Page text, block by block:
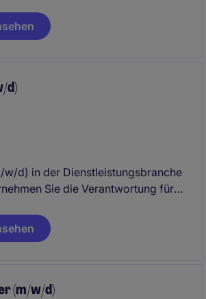
die Optimierung von
und die Sicherstellung der
d)
w/d) in der Dienstleistungsbranche
Sie die Verantwortung für
zu optimieren
für das Unternehmen zu
(m/w/d)